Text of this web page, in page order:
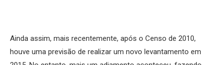
Ainda assim, mais recentemente, após o Censo de 2010,
houve uma previsão de realizar um novo levantamento em